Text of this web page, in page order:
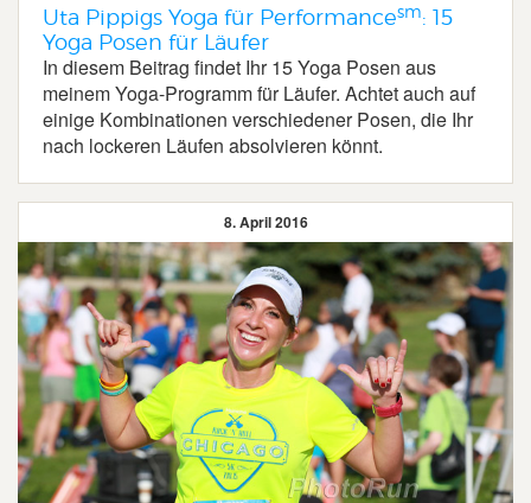
Uta Pippigs Yoga für Performancesm: 15
Yoga Posen für Läufer
In diesem Beitrag findet Ihr 15 Yoga Posen aus
meinem Yoga-Programm für Läufer. Achtet auch auf
einige Kombinationen verschiedener Posen, die Ihr
nach lockeren Läufen absolvieren könnt.
8. April 2016